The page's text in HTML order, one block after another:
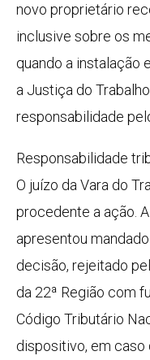
novo proprietário
inclusive sobre os
quando a instalação
a Justiça do
responsabilidade
Responsabilidade
O juízo da Vara do
procedente a ação.
apresentou
decisão, rejeitado
da 22ª Região com
Código Tributário
dispositivo, em caso